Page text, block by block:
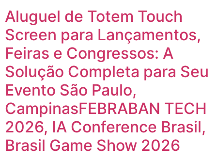
Aluguel de Totem Touch
Screen para Lançamentos,
Feiras e Congressos: A
Solução Completa para Seu
Evento São Paulo,
CampinasFEBRABAN TECH
2026, IA Conference Brasil,
Brasil Game Show 2026